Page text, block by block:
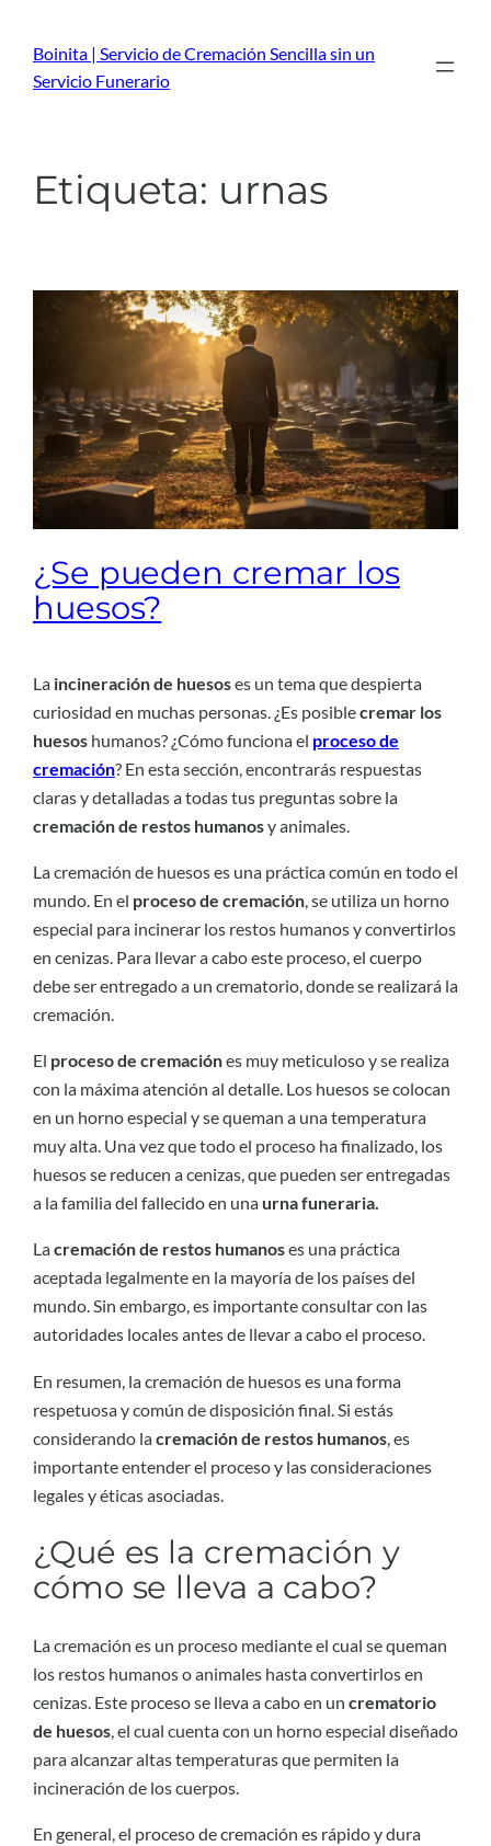
contenido
Boinita | Servicio de Cremación Sencilla sin un
Servicio Funerario
Etiqueta: urnas
¿Se pueden cremar los
huesos?
La incineración de huesoses un tema que despierta
curiosidad en muchas personas. ¿Es posiblecremar los
huesos humanos? ¿Cómo funciona el proceso de
cremación? En esta sección, encontrarás respuestas
claras y detalladas a todas tus preguntas sobre la
cremación de restos humanosy animales.
La cremación de huesos es una práctica común en todo el
mundo. En el proceso de cremación, se utiliza un horno
especial para incinerar los restos humanos y convertirlos
en cenizas. Para llevar a cabo este proceso, el cuerpo
debe ser entregado a un crematorio, donde se realizará la
cremación.
El proceso de cremaciónes muy meticuloso y se realiza
con la máxima atención al detalle. Los huesos se colocan
en un horno especial y se queman a una temperatura
muy alta. Una vez que todo el proceso ha finalizado, los
huesos se reducen a cenizas, que pueden ser entregadas
a la familia del fallecido en una urna funeraria.
Lacremación de restos humanoses una práctica
aceptada legalmente en la mayoría de los países del
mundo. Sin embargo, es importante consultar con las
autoridades locales antes de llevar a cabo el proceso.
En resumen, la cremación de huesos es una forma
respetuosa y común de disposición final. Si estás
considerando lacremación de restos humanos , es
importante entender el proceso y las consideraciones
legales y éticas asociadas.
¿Qué es la cremación y
cómo se lleva a cabo?
La cremación es un proceso mediante el cual se queman
los restos humanos o animales hasta convertirlos en
cenizas. Este proceso se lleva a cabo en un crematorio
de huesos, el cual cuenta con un horno especial diseñado
para alcanzar altas temperaturas que permiten la
incineración de los cuerpos.
En general, el proceso de cremación es rápido y dura